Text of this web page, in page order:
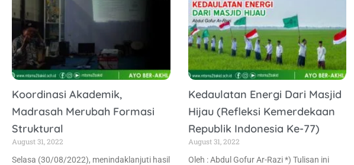
Koordinasi Akademik,
Madrasah Merubah Formasi
Struktural
August 31, 2022
Selasa (30/08/2022), menindaklanjuti hasil
Kedaulatan Energi Dari Masjid
Hijau (Refleksi Kemerdekaan
Republik Indonesia Ke-77)
August 31, 2022
Oleh : Abdul Gofur Ar-Razi *) Tulisan ini